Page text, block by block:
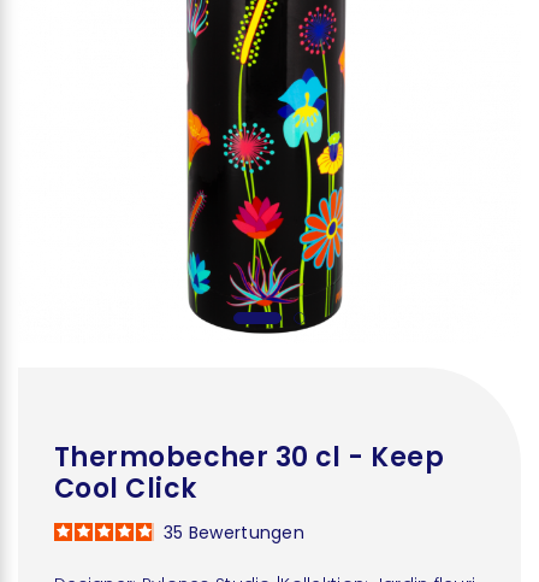
Thermobecher 30 cl - Keep
Cool Click
35 Bewertungen